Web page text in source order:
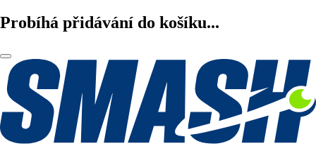
Probíhá přidávání do košíku...